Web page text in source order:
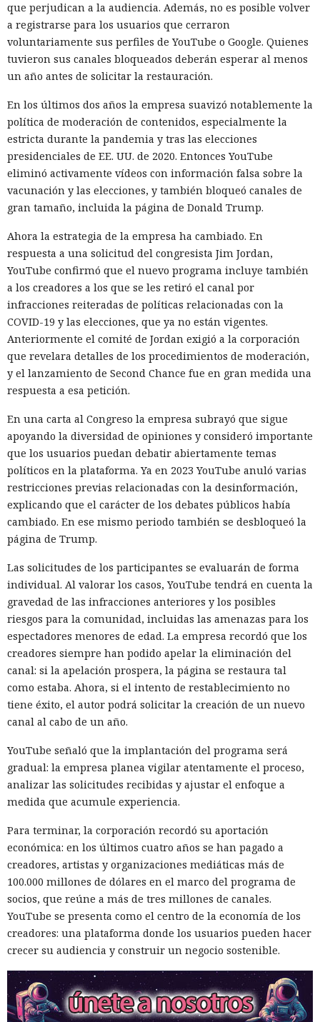
que perjudican a la audiencia. Además, no es posible volver
a registrarse para los usuarios que cerraron
voluntariamente sus perfiles de YouTube o Google. Quienes
tuvieron sus canales bloqueados deberán esperar al menos
un año antes de solicitar la restauración.
En los últimos dos años la empresa suavizó notablemente la
política de moderación de contenidos, especialmente la
estricta durante la pandemia y tras las elecciones
presidenciales de EE. UU. de 2020. Entonces YouTube
eliminó activamente vídeos con información falsa sobre la
vacunación y las elecciones, y también bloqueó canales de
gran tamaño, incluida la página de Donald Trump.
Ahora la estrategia de la empresa ha cambiado. En
respuesta a una solicitud del congresista Jim Jordan,
YouTube confirmó que el nuevo programa incluye también
a los creadores a los que se les retiró el canal por
infracciones reiteradas de políticas relacionadas con la
COVID-19 y las elecciones, que ya no están vigentes.
Anteriormente el comité de Jordan exigió a la corporación
que revelara detalles de los procedimientos de moderación,
y el lanzamiento de Second Chance fue en gran medida una
respuesta a esa petición.
En una carta al Congreso la empresa subrayó que sigue
apoyando la diversidad de opiniones y consideró importante
que los usuarios puedan debatir abiertamente temas
políticos en la plataforma. Ya en 2023 YouTube anuló varias
restricciones previas relacionadas con la desinformación,
explicando que el carácter de los debates públicos había
cambiado. En ese mismo periodo también se desbloqueó la
página de Trump.
Las solicitudes de los participantes se evaluarán de forma
individual. Al valorar los casos, YouTube tendrá en cuenta la
gravedad de las infracciones anteriores y los posibles
riesgos para la comunidad, incluidas las amenazas para los
espectadores menores de edad. La empresa recordó que los
creadores siempre han podido apelar la eliminación del
canal: si la apelación prospera, la página se restaura tal
como estaba. Ahora, si el intento de restablecimiento no
tiene éxito, el autor podrá solicitar la creación de un nuevo
canal al cabo de un año.
YouTube señaló que la implantación del programa será
gradual: la empresa planea vigilar atentamente el proceso,
analizar las solicitudes recibidas y ajustar el enfoque a
medida que acumule experiencia.
Para terminar, la corporación recordó su aportación
económica: en los últimos cuatro años se han pagado a
creadores, artistas y organizaciones mediáticas más de
100.000 millones de dólares en el marco del programa de
socios, que reúne a más de tres millones de canales.
YouTube se presenta como el centro de la economía de los
creadores: una plataforma donde los usuarios pueden hacer
crecer su audiencia y construir un negocio sostenible.